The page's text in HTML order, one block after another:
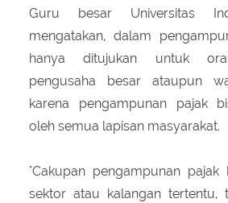
Guru besar Universitas
mengatakan, dalam
hanya ditujukan untuk
pengusaha besar ataupun
karena pengampunan pajak
oleh semua lapisan masyarakat.
"Cakupan pengampunan pajak
sektor atau kalangan tertentu,